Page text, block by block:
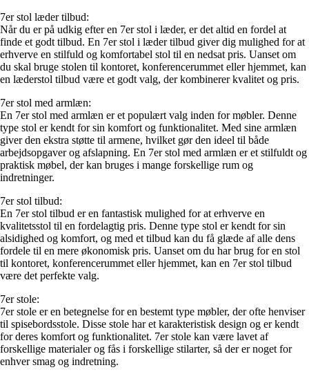
7er stol læder tilbud:
Når du er på udkig efter en 7er stol i læder, er det altid en fordel at
finde et godt tilbud. En 7er stol i læder tilbud giver dig mulighed for at
erhverve en stilfuld og komfortabel stol til en nedsat pris. Uanset om
du skal bruge stolen til kontoret, konferencerummet eller hjemmet, kan
en læderstol tilbud være et godt valg, der kombinerer kvalitet og pris.
7er stol med armlæn:
En 7er stol med armlæn er et populært valg inden for møbler. Denne
type stol er kendt for sin komfort og funktionalitet. Med sine armlæn
giver den ekstra støtte til armene, hvilket gør den ideel til både
arbejdsopgaver og afslapning. En 7er stol med armlæn er et stilfuldt og
praktisk møbel, der kan bruges i mange forskellige rum og
indretninger.
7er stol tilbud:
En 7er stol tilbud er en fantastisk mulighed for at erhverve en
kvalitetsstol til en fordelagtig pris. Denne type stol er kendt for sin
alsidighed og komfort, og med et tilbud kan du få glæde af alle dens
fordele til en mere økonomisk pris. Uanset om du har brug for en stol
til kontoret, konferencerummet eller hjemmet, kan en 7er stol tilbud
være det perfekte valg.
7er stole:
7er stole er en betegnelse for en bestemt type møbler, der ofte henviser
til spisebordsstole. Disse stole har et karakteristisk design og er kendt
for deres komfort og funktionalitet. 7er stole kan være lavet af
forskellige materialer og fås i forskellige stilarter, så der er noget for
enhver smag og indretning.